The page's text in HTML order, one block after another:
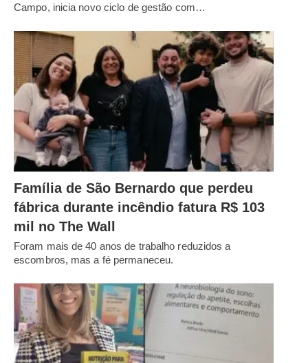
Campo, inicia novo ciclo de gestão com…
Família de São Bernardo que perdeu
fábrica durante incêndio fatura R$ 103
mil no The Wall
Foram mais de 40 anos de trabalho reduzidos a
escombros, mas a fé permaneceu.